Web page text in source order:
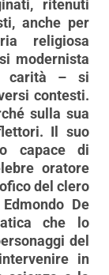
ritenuti
anche per
religiosa
modernista
carità – si
contesti.
sulla sua
Il suo
capace di
oratore
del clero
De
che lo
del
in